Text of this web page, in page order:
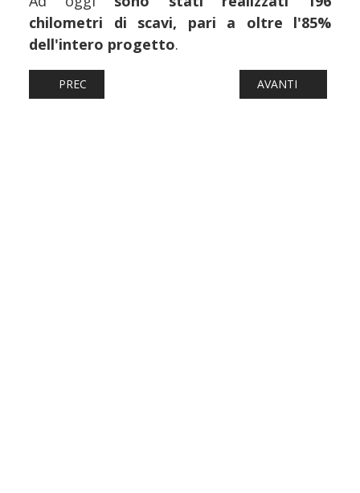
chilometri di scavi, pari a oltre l'85%
dell'intero progetto.
ARTICOLO PRECEDENTE: FERROVIE: RADDOPPIO
PREC ARTICOLO
AVANTI